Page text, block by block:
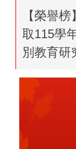
【榮譽
取115學
別教育研